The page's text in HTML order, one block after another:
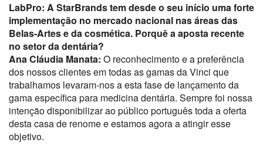
LabPro: A StarBrands tem desde o seu início uma forte
implementação no mercado nacional nas áreas das
Belas-Artes e da cosmética. Porquê a aposta recente
no setor da dentária?
Ana Cláudia Manata: O reconhecimento e a preferência
dos nossos clientes em todas as gamas da Vinci que
trabalhamos levaram-nos a esta fase de lançamento da
gama específica para medicina dentária. Sempre foi nossa
intenção disponibilizar ao público português toda a oferta
desta casa de renome e estamos agora a atingir esse
objetivo.